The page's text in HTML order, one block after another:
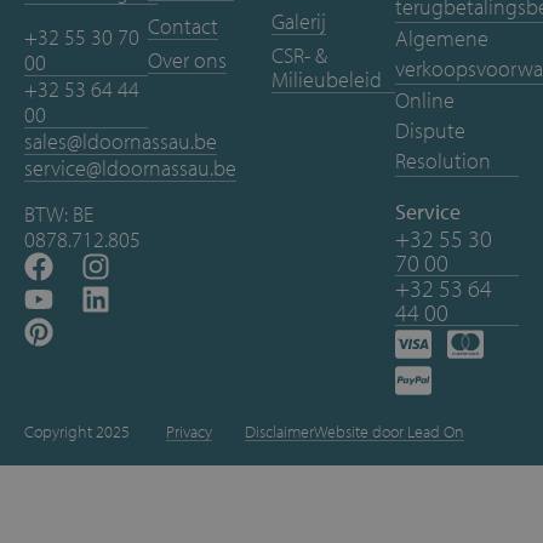
+32 55 30 70
00
+32 53 64 44
00
sales@ldoornassau.be
service@ldoornassau.be
BTW: BE
0878.712.805
Contact
Over ons
Galerij
CSR- &
Milieubeleid
Algemene
Online
Dispute
Resolution
Service
+32 55 30
70 00
+32 53 64
44 00
Copyright 2025 Privacy DisclaimerWebsite door Lead On